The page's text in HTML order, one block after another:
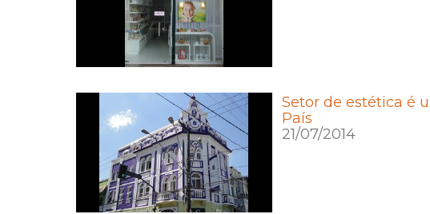
Setor de estética é
País
21/07/2014